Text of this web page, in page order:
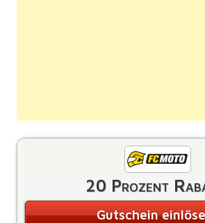
20 Prozent
Gutschein